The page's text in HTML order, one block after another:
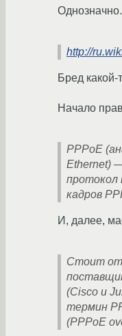
Однозначно.
http://
Бред какой-
Начало
PPPoE
Ethernet)
протокол
кадров
И, далее,
Стоит
(Cisco и
термин
(PPPoE